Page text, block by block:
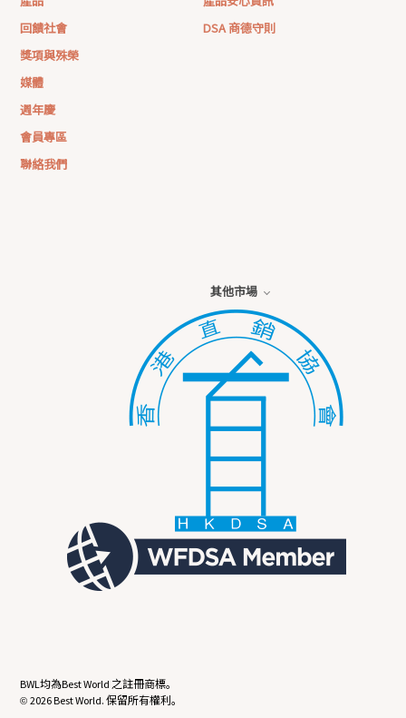
回饋社會
獎項與殊榮
媒體
週年慶
會員專區
聯絡我們
DSA 商德守則
其他市場
BWL均為Best World 之註冊商標。
©2026 Best World. 保留所有權利。